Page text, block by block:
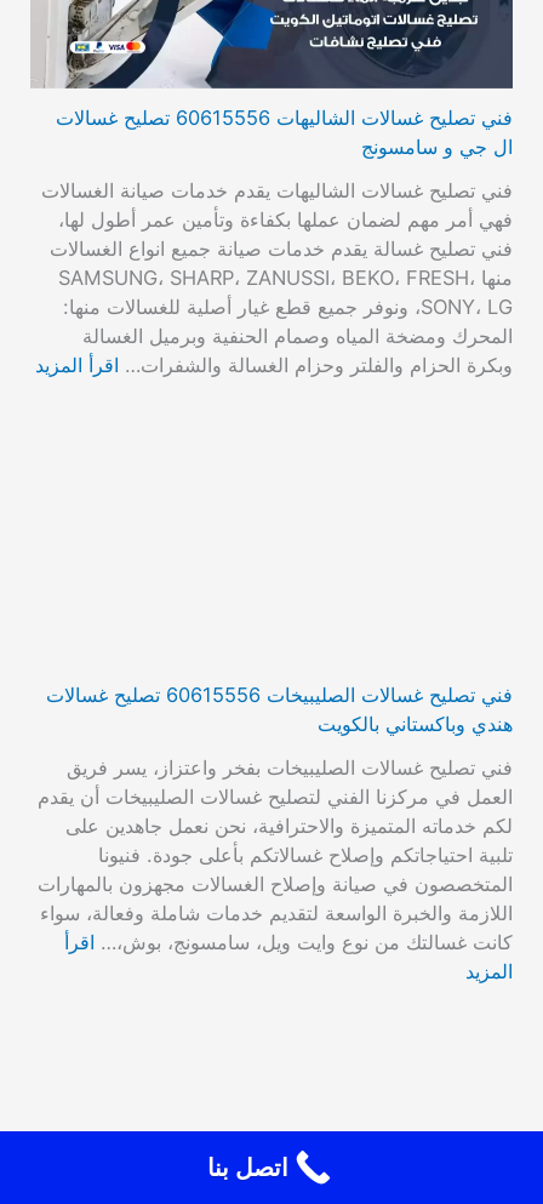
فني تصليح غسالات الشاليهات 60615556 تصليح غسالات
ال جي و سامسونج
فني تصليح غسالات الشاليهات يقدم خدمات صيانة الغسالات
فهي أمر مهم لضمان عملها بكفاءة وتأمين عمر أطول لها،
فني تصليح غسالة يقدم خدمات صيانة جميع انواع الغسالات
منها SAMSUNG، SHARP، ZANUSSI، BEKO، FRESH،
SONY، LG، ونوفر جميع قطع غيار أصلية للغسالات منها:
المحرك ومضخة المياه وصمام الحنفية وبرميل الغسالة
وبكرة الحزام والفلتر وحزام الغسالة والشفرات… اقرأ المزيد
فني تصليح غسالات الصليبيخات 60615556 تصليح غسالات
هندي وباكستاني بالكويت
فني تصليح غسالات الصليبيخات بفخر واعتزاز، يسر فريق
العمل في مركزنا الفني لتصليح غسالات الصليبيخات أن يقدم
لكم خدماته المتميزة والاحترافية، نحن نعمل جاهدين على
تلبية احتياجاتكم وإصلاح غسالاتكم بأعلى جودة. فنيونا
المتخصصون في صيانة وإصلاح الغسالات مجهزون بالمهارات
اللازمة والخبرة الواسعة لتقديم خدمات شاملة وفعالة، سواء
كانت غسالتك من نوع وايت ويل، سامسونج، بوش،… اقرأ
المزيد
اتصل بنا